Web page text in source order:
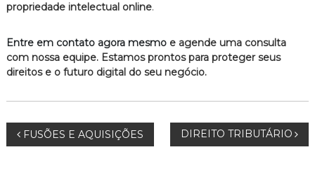
propriedade intelectual online.
Entre em contato agora mesmoe agende uma consulta
com nossa equipe. Estamos prontos para proteger seus
direitos e o futuro digital do seu negócio.
N FUSÕES E AQUISIÇÕES DIREITO TRIBUTÁRIO